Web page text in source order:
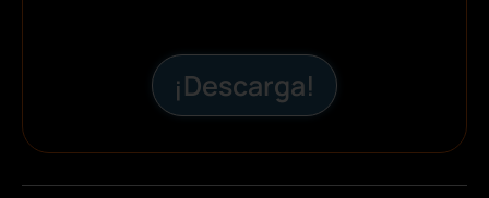
¡Descarga!